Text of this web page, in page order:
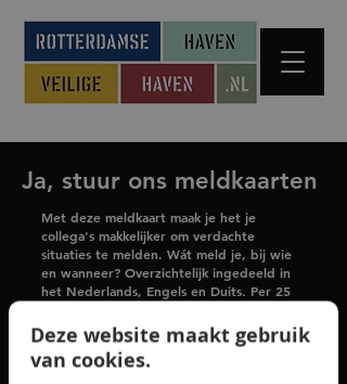
Ja, stuur ons meldkaarten
Met deze meldkaart maak je het je
collega's makkelijker om verdachte
situaties te melden. Wát meld je, bij wie
en wanneer? Overzichtelijk ingedeeld in
het Nederlands, Engels en Duits. Per 25
balie, in de kantine, etc.
Deze website maakt gebruik
van cookies.